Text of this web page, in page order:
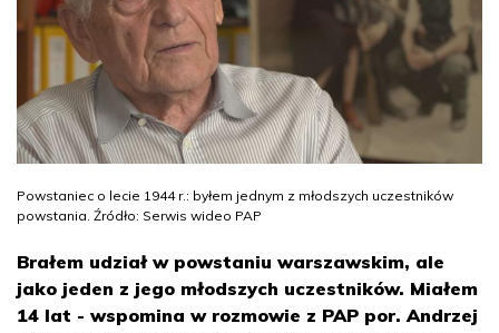
Powstaniec o lecie 1944 r.: byłem jednym z młodszych uczestników
powstania. Źródło: Serwis wideo PAP
Brałem udział w powstaniu warszawskim, ale
jako jeden z jego młodszych uczestników. Miałem
14 lat - wspomina w rozmowie z PAP por. Andrzej